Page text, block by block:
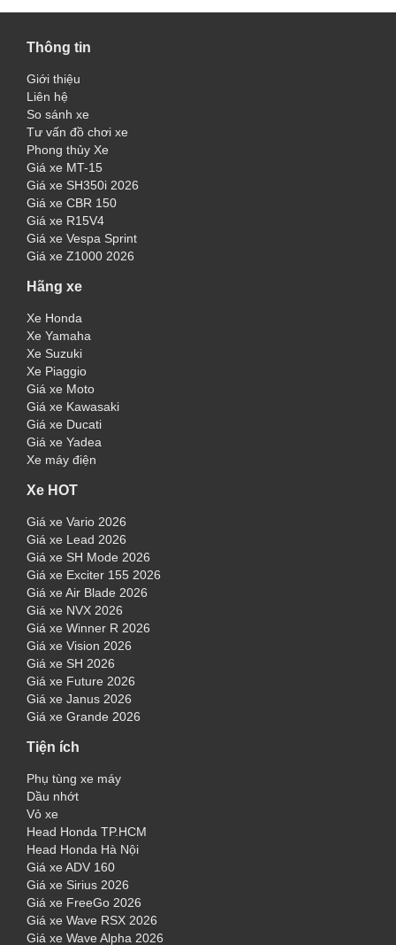
Thông tin
Giới thiệu
Liên hệ
So sánh xe
Tư vấn đồ chơi xe
Phong thủy Xe
Giá xe MT-15
Giá xe SH350i 2026
Giá xe CBR 150
Giá xe R15V4
Giá xe Vespa Sprint
Giá xe Z1000 2026
Hãng xe
Xe Honda
Xe Yamaha
Xe Suzuki
Xe Piaggio
Giá xe Moto
Giá xe Kawasaki
Giá xe Ducati
Giá xe Yadea
Xe máy điện
Xe HOT
Giá xe Vario 2026
Giá xe Lead 2026
Giá xe SH Mode 2026
Giá xe Exciter 155 2026
Giá xe Air Blade 2026
Giá xe NVX 2026
Giá xe Winner R 2026
Giá xe Vision 2026
Giá xe SH 2026
Giá xe Future 2026
Giá xe Janus 2026
Giá xe Grande 2026
Tiện ích
Phụ tùng xe máy
Dầu nhớt
Vỏ xe
Head Honda TP.HCM
Head Honda Hà Nội
Giá xe ADV 160
Giá xe Sirius 2026
Giá xe FreeGo 2026
Giá xe Wave RSX 2026
Giá xe Wave Alpha 2026